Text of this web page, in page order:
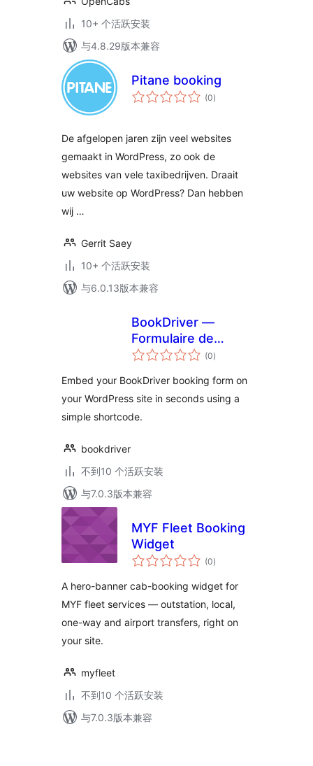
10+ 个活跃安装
与4.8.29版本兼容
Pitane booking
(0总
评)
De afgelopen jaren zijn veel websites
gemaakt in WordPress, zo ook de
websites van vele taxibedrijven. Draait
uw website op WordPress? Dan hebben
wij …
Gerrit Saey
10+ 个活跃安装
与6.0.13版本兼容
BookDriver —
Formulaire de
réservation (0总
评)
Embed your BookDriver booking form on
your WordPress site in seconds using a
simple shortcode.
bookdriver
不到10 个活跃安装
与7.0.3版本兼容
MYF Fleet Booking
Widget
(0总
评)
A hero-banner cab-booking widget for
MYF fleet services — outstation, local,
one-way and airport transfers, right on
your site.
myfleet
不到10 个活跃安装
与7.0.3版本兼容